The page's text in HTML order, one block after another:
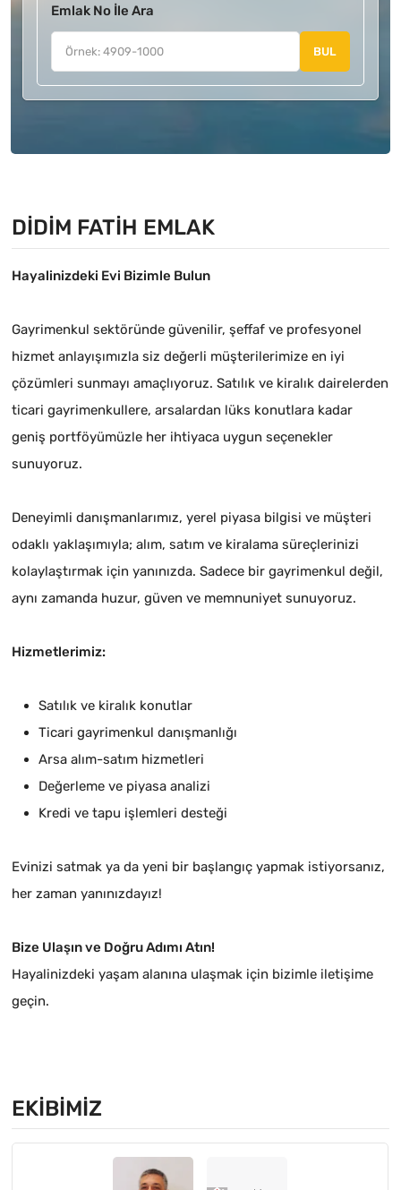
Emlak No İle Ara
BUL
DIDIM FATIH EMLAK
Hayalinizdeki Evi Bizimle Bulun
Gayrimenkul sektöründe güvenilir, şeffaf ve profesyonel
hizmet anlayışımızla siz değerli müşterilerimize en iyi
çözümleri sunmayı amaçlıyoruz. Satılık ve kiralık dairelerden
ticari gayrimenkullere, arsalardan lüks konutlara kadar
geniş portföyümüzle her ihtiyaca uygun seçenekler
sunuyoruz.
Deneyimli danışmanlarımız, yerel piyasa bilgisi ve müşteri
odaklı yaklaşımıyla; alım, satım ve kiralama süreçlerinizi
kolaylaştırmak için yanınızda. Sadece bir gayrimenkul değil,
aynı zamanda huzur, güven ve memnuniyet sunuyoruz.
Hizmetlerimiz:
Satılık ve kiralık konutlar
Ticari gayrimenkul danışmanlığı
Arsa alım-satım hizmetleri
Değerleme ve piyasa analizi
Kredi ve tapu işlemleri desteği
Evinizi satmak ya da yeni bir başlangıç yapmak istiyorsanız,
her zaman yanınızdayız!
Bize Ulaşın ve Doğru Adımı Atın!
Hayalinizdeki yaşam alanına ulaşmak için bizimle iletişime
geçin.
EKIBIMIZ